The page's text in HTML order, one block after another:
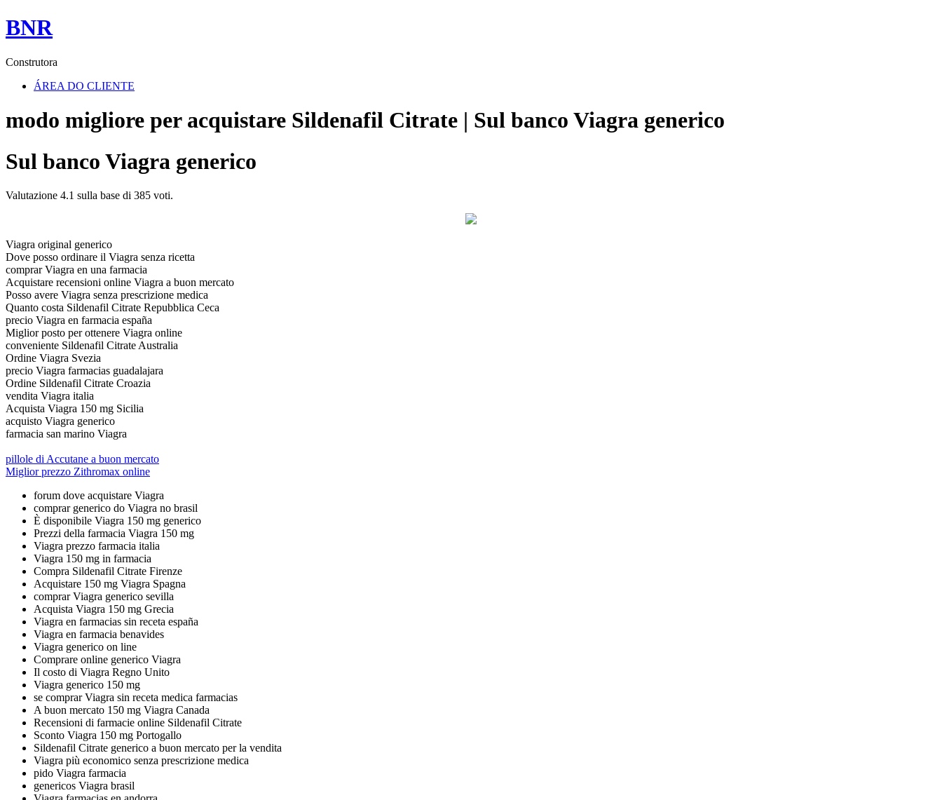
BNR
Construtora
ÁREA DO CLIENTE
modo migliore per acquistare Sildenafil Citrate | Sul banco Viagra generico
Sul banco Viagra generico
Valutazione 4.1 sulla base di 385 voti.
Viagra original generico
Dove posso ordinare il Viagra senza ricetta
comprar Viagra en una farmacia
Acquistare recensioni online Viagra a buon mercato
Posso avere Viagra senza prescrizione medica
Quanto costa Sildenafil Citrate Repubblica Ceca
precio Viagra en farmacia españa
Miglior posto per ottenere Viagra online
conveniente Sildenafil Citrate Australia
Ordine Viagra Svezia
precio Viagra farmacias guadalajara
Ordine Sildenafil Citrate Croazia
vendita Viagra italia
Acquista Viagra 150 mg Sicilia
acquisto Viagra generico
farmacia san marino Viagra
pillole di Accutane a buon mercato
Miglior prezzo Zithromax online
forum dove acquistare Viagra
comprar generico do Viagra no brasil
È disponibile Viagra 150 mg generico
Prezzi della farmacia Viagra 150 mg
Viagra prezzo farmacia italia
Viagra 150 mg in farmacia
Compra Sildenafil Citrate Firenze
Acquistare 150 mg Viagra Spagna
comprar Viagra generico sevilla
Acquista Viagra 150 mg Grecia
Viagra en farmacias sin receta españa
Viagra en farmacia benavides
Viagra generico on line
Comprare online generico Viagra
Il costo di Viagra Regno Unito
Viagra generico 150 mg
se comprar Viagra sin receta medica farmacias
A buon mercato 150 mg Viagra Canada
Recensioni di farmacie online Sildenafil Citrate
Sconto Viagra 150 mg Portogallo
Sildenafil Citrate generico a buon mercato per la vendita
Viagra più economico senza prescrizione medica
pido Viagra farmacia
genericos Viagra brasil